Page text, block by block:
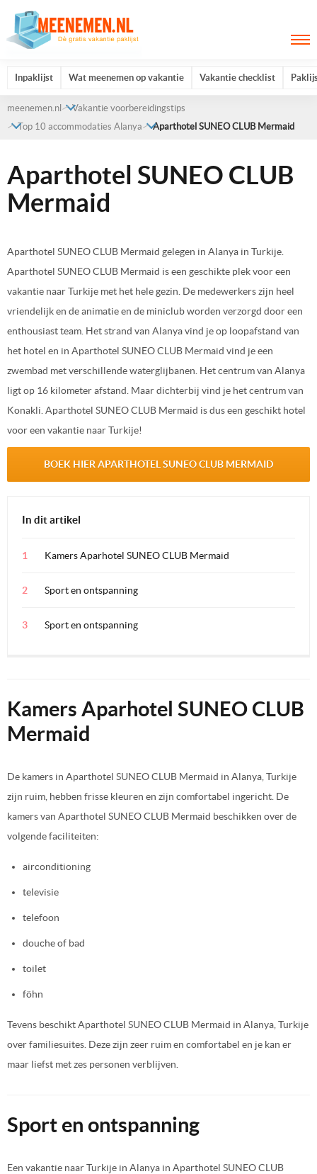
Inpaklijst Wat meenemen op vakantie Vakantie checklist
meenemen.nl
Vakantie voorbereidingstips
Top 10 accommodaties Alanya
Aparthotel SUNEO CLUB Mermaid
Aparthotel SUNEO CLUB
Mermaid
Aparthotel SUNEO CLUB Mermaid gelegen in Alanya in Turkije.
Aparthotel SUNEO CLUB Mermaid is een geschikte plek voor een
vakantie naar Turkije met het hele gezin. De medewerkers zijn heel
vriendelijk en de animatie en de miniclub worden verzorgd door een
enthousiast team. Het strand van Alanya vind je op loopafstand van
het hotel en in Aparthotel SUNEO CLUB Mermaid vind je een
zwembad met verschillende waterglijbanen. Het centrum van Alanya
ligt op 16 kilometer afstand. Maar dichterbij vind je het centrum van
Konakli. Aparthotel SUNEO CLUB Mermaid is dus een geschikt hotel
voor een vakantie naar Turkije!
BOEK HIER APARTHOTEL SUNEO CLUB MERMAID
In dit artikel
Kamers Aparhotel SUNEO CLUB Mermaid
Sport en ontspanning
Sport en ontspanning
Kamers Aparhotel SUNEO CLUB
Mermaid
De kamers in Aparthotel SUNEO CLUB Mermaid in Alanya, Turkije
zijn ruim, hebben frisse kleuren en zijn comfortabel ingericht. De
kamers van Aparthotel SUNEO CLUB Mermaid beschikken over de
volgende faciliteiten:
airconditioning
televisie
telefoon
douche of bad
toilet
föhn
Tevens beschikt Aparthotel SUNEO CLUB Mermaid in Alanya, Turkije
over familiesuites. Deze zijn zeer ruim en comfortabel en je kan er
maar liefst met zes personen verblijven.
Sport en ontspanning
Een vakantie naar Turkije in Alanya in Aparthotel SUNEO CLUB